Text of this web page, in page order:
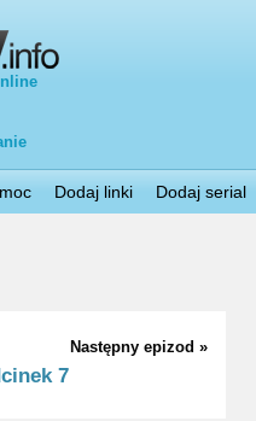
Dodaj linki Dodaj serial
Następny epizod »
7